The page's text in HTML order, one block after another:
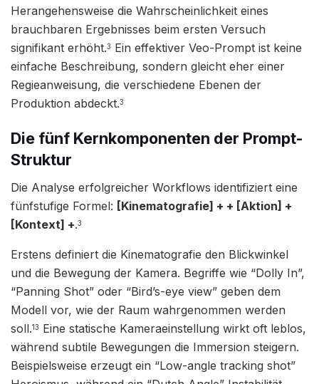
Herangehensweise die Wahrscheinlichkeit eines
brauchbaren Ergebnisses beim ersten Versuch
signifikant erhöht.3 Ein effektiver Veo-Prompt ist keine
einfache Beschreibung, sondern gleicht eher einer
Regieanweisung, die verschiedene Ebenen der
Produktion abdeckt.3
Die fünf Kernkomponenten der Prompt-
Struktur
Die Analyse erfolgreicher Workflows identifiziert eine
fünfstufige Formel: [Kinematografie] + + [Aktion] +
[Kontext] +.3
Erstens definiert die Kinematografie den Blickwinkel
und die Bewegung der Kamera. Begriffe wie “Dolly In”,
“Panning Shot” oder “Bird’s-eye view” geben dem
Modell vor, wie der Raum wahrgenommen werden
soll.13 Eine statische Kameraeinstellung wirkt oft leblos,
während subtile Bewegungen die Immersion steigern.
Beispielsweise erzeugt ein “Low-angle tracking shot”